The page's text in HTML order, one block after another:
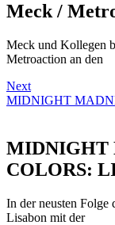
Meck /
Meck und Kollegen
Metroaction an den
Next
MIDNIGHT
MIDNIGHT
COLORS:
In der neusten Folge
Lisabon mit der